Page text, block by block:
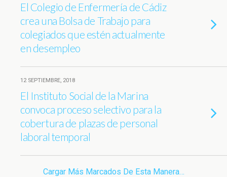
El Colegio de Enfermería de Cádiz
crea una Bolsa de Trabajo para
colegiados que estén actualmente
en desempleo
12 SEPTIEMBRE, 2018
El Instituto Social de la Marina
convoca proceso selectivo para la
cobertura de plazas de personal
laboral temporal
Cargar Más Marcados De Esta Manera…